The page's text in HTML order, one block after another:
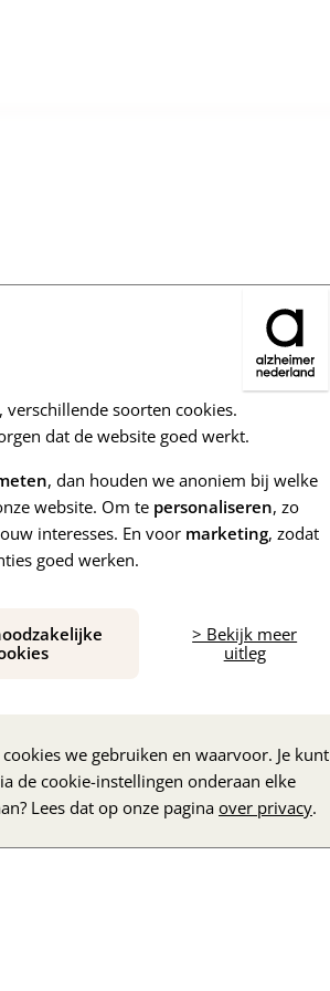
, verschillende soorten cookies.
dat de website goed werkt.
, dan houden we anoniem bij welke
website. Om te personaliseren, zo
interesses. En voor marketing, zodat
goed werken.
> Bekijk meer
uitleg
we gebruiken en waarvoor. Je kunt
de cookie-instellingen onderaan elke
Lees dat op onze pagina over privacy.